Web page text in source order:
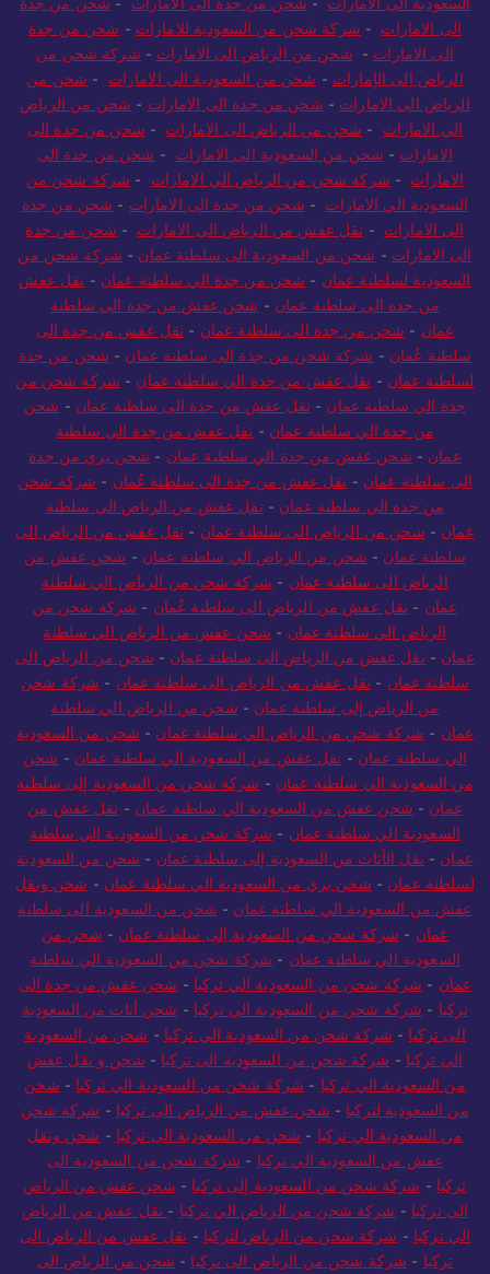
الى الامارات - شركة شحن من السعودية للامارات - شحن من جدة
الى الامارات - شحن من الرياض الى الامارات - شركة شحن من
الرياض إلى الإمارات - شحن من السعودية الى الامارات - شحن من
الرياض الى الامارات - شحن من جدة الى الامارات - شحن من الرياض
الي الامارات - شحن من الرياض الى الامارات - شحن من جدة الى
الامارات - شحن من السعودية الى الامارات - شحن من جدة الى
الامارات - شركة شحن من الرياض الي الامارات - شركة شحن من
السعودية الي الامارات - شحن من جدة الى الامارات - شحن من جدة
الى الامارات - نقل عفش من الرياض الى الامارات - شحن من جدة
الى الامارات - شحن من السعودية الى سلطنة عمان - شركة شحن من
السعودية لسلطنة عمان - شحن من جدة الي سلطنة عمان - نقل عفش
من جدة الى سلطنة عمان - شحن عفش من جدة الى سلطنة
عمان - شحن من جدة الى سلطنة عمان - نقل عفش من جدة الى
سلطنة عُمان - شركة شحن من جدة الى سلطنة عمان - شحن من جدة
لسلطنة عمان - نقل عفش من جدة الي سلطنة عمان - شركة شحن من
جدة الي سلطنة عمان - نقل عفش من جدة الى سلطنة عمان - شحن
من جدة الي سلطنة عمان - نقل عفش من جدة الى سلطنة
عمان - شحن عفش من جدة الي سلطنة عمان - شحن بري من جدة
الى سلطنة عمان - نقل عفش من جدة الى سلطنة عُمان - شركة شحن
من جدة الي سلطنة عمان - نقل عفش من الرياض الى سلطنة
عمان - شحن من الرياض الى سلطنة عمان - نقل عفش من الرياض الى
سلطنة عمان - شحن من الرياض الي سلطنة عمان - شحن عفش من
الرياض الى سلطنة عمان - شركة شحن من الرياض الي سلطنة
عمان - نقل عفش من الرياض الى سلطنة عُمان - شركة شحن من
الرياض الي سلطنة عمان - شحن عفش من الرياض الي سلطنة
عمان - نقل عفش من الرياض الى سلطنة عمان - شحن من الرياض الى
سلطنة عمان - نقل عفش من الرياض الى سلطنة عمان - شركة شحن
من الرياض إلى سلطنة عمان - شحن من الرياض الي سلطنة
عمان - شركة شحن من الرياض الي سلطنة عمان - شحن من السعودية
الي سلطنة عمان - نقل عفش من السعودية الي سلطنة عمان - شحن
من السعودية الي سلطنة عمان - شركة شحن من السعودية إلى سلطنة
عمان - شحن عفش من السعودية الي سلطنة عمان - نقل عفش من
السعودية الي سلطنة عمان - شركة شحن من السعودية الي سلطنة
عمان - نقل الأثاث من السعودية إلى سلطنة عمان - شحن من السعودية
لسلطنة عمان - شحن بري من السعودية الي سلطنة عمان - شحن ونقل
عفش من السعودية الي سلطنة عمان - شحن من السعودية الى سلطنة
عمان - شركة شحن من السعودية إلى سلطنة عمان - شحن من
السعودية الي سلطنة عمان - شركة شحن من السعودية الي سلطنة
عمان - شركة شحن من السعودية الي تركيا - شحن عفش من جدة الى
تركيا - شركة شحن من السعودية الي تركيا - شحن أثاث من السعودية
الى تركيا - شركة شحن من السعودية الي تركيا - شحن من السعودية
الي تركيا - شركة شحن من السعودية الى تركيا - شحن و نقل عفش
من السعودية الي تركيا - شركة شحن من السعودية الي تركيا - شحن
من السعودية لتركيا - شحن عفش من الرياض الى تركيا - شركة شحن
من السعودية الي تركيا - شحن من السعودية الى تركيا - شحن ونقل
عفش من السعودية الي تركيا - شركة شحن من السعودية الى
تركيا - شركة شحن من السعودية إلى تركيا - شحن عفش من الرياض
الى تركيا - شركة شحن من الرياض الي تركيا - نقل عفش من الرياض
الي تركيا - شركة شحن من الرياض لتركيا - نقل عفش من الرياض الى
تركيا - شركة شحن من الرياض الى تركيا - شحن من الرياض الى